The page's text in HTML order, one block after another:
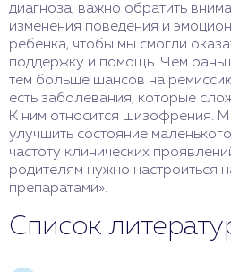
диагноза, важно обратить
изменения поведения и
ребенка, чтобы мы смогли
поддержку и помощь. Чем
тем больше шансов на
есть заболевания, которые
К ним относится шизофрения.
улучшить состояние
частоту клинических
родителям нужно настроиться
препаратами».
Список